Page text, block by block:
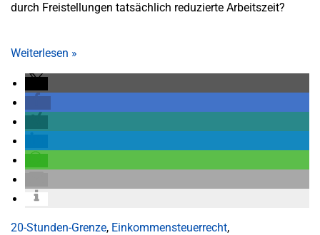
durch Freistellungen tatsächlich reduzierte Arbeitszeit?
Weiterlesen »
20-Stunden-Grenze, Einkommensteuerrecht,